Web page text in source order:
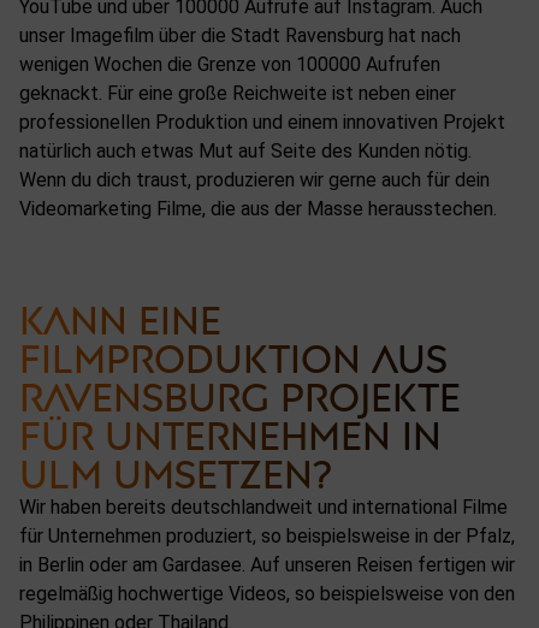
YouTube und über 100000 Aufrufe auf Instagram. Auch
unser Imagefilm über die Stadt Ravensburg hat nach
wenigen Wochen die Grenze von 100000 Aufrufen
geknackt. Für eine große Reichweite ist neben einer
professionellen Produktion und einem innovativen Projekt
natürlich auch etwas Mut auf Seite des Kunden nötig.
Wenn du dich traust, produzieren wir gerne auch für dein
Videomarketing Filme, die aus der Masse herausstechen.
KANN EINE
FILMPRODUKTION AUS
RAVENSBURG PROJEKTE
FÜR UNTERNEHMEN IN
ULM UMSETZEN?
Wir haben bereits deutschlandweit und international Filme
für Unternehmen produziert, so beispielsweise in der Pfalz,
in Berlin oder am Gardasee. Auf unseren Reisen fertigen wir
regelmäßig hochwertige Videos, so beispielsweise von den
Philippinen oder Thailand.